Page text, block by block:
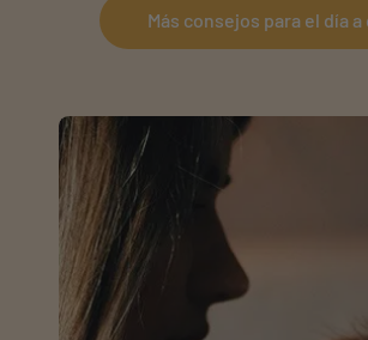
Más consejos para el día a